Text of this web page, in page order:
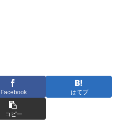
Facebook はてブ
コピー